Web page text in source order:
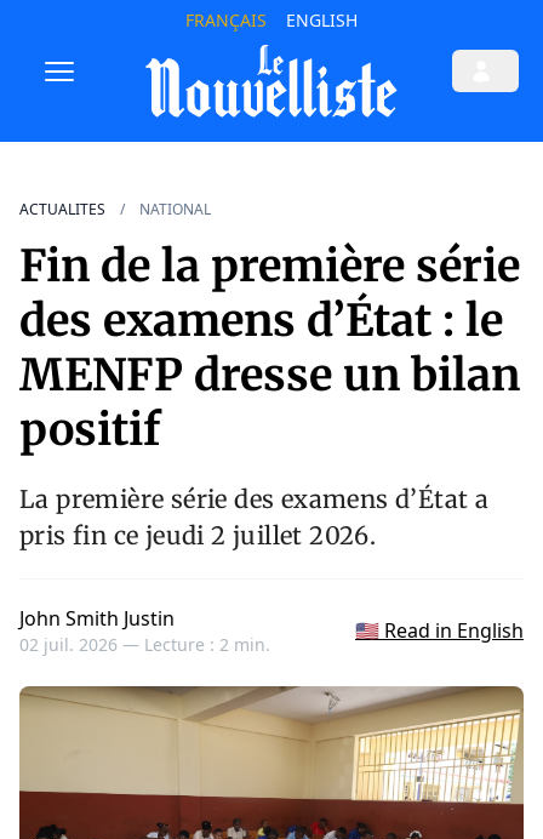
FRANÇAIS ENGLISH
ACTUALITES NATIONAL
Fin de la première série
des examens d’État : le
MENFP dresse un bilan
positif
La première série des examens d’État a
pris fin ce jeudi 2 juillet 2026.
John Smith Justin
02 juil. 2026 — Lecture : 2 min.
🇺🇸 Read in English